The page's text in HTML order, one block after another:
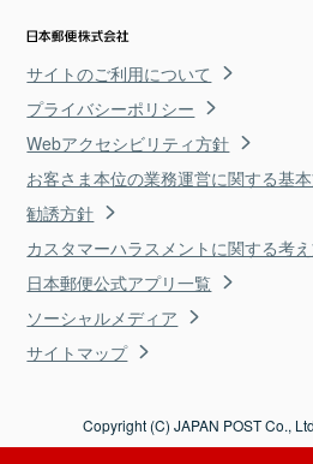
サイトのご利用について
プライバシーポリシー
Webアクセシビリティ方針
お客さま本位の業務運営に関する基
勧誘方針
カスタマーハラスメントに関する考
日本郵便公式アプリ一覧
ソーシャルメディア
サイトマップ
Copyright (C) JAPAN POST Co.,